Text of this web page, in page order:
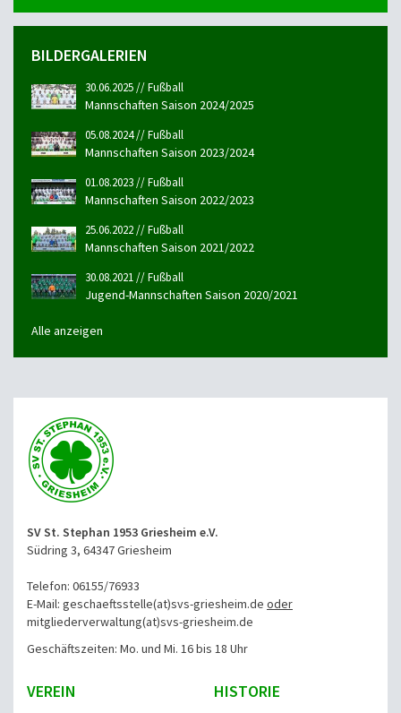
BILDERGALERIEN
30.06.2025 // Fußball
Mannschaften Saison 2024/2025
05.08.2024 // Fußball
Mannschaften Saison 2023/2024
01.08.2023 // Fußball
Mannschaften Saison 2022/2023
25.06.2022 // Fußball
Mannschaften Saison 2021/2022
30.08.2021 // Fußball
Jugend-Mannschaften Saison 2020/2021
Alle anzeigen
SV St. Stephan 1953 Griesheim e.V.
Südring 3, 64347 Griesheim
Telefon: 06155/76933
E-Mail: geschaeftsstelle(at)svs-griesheim.de oder
mitgliederverwaltung(at)svs-griesheim.de
Geschäftszeiten: Mo. und Mi. 16 bis 18 Uhr
VEREIN HISTORIE